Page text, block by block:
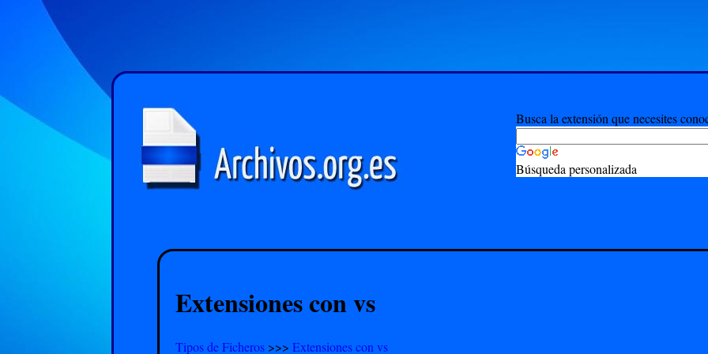
Busca la extensión que necesites
Búsqueda personalizada
Extensiones con vs
Tipos de Ficheros >>> Extensiones con vs